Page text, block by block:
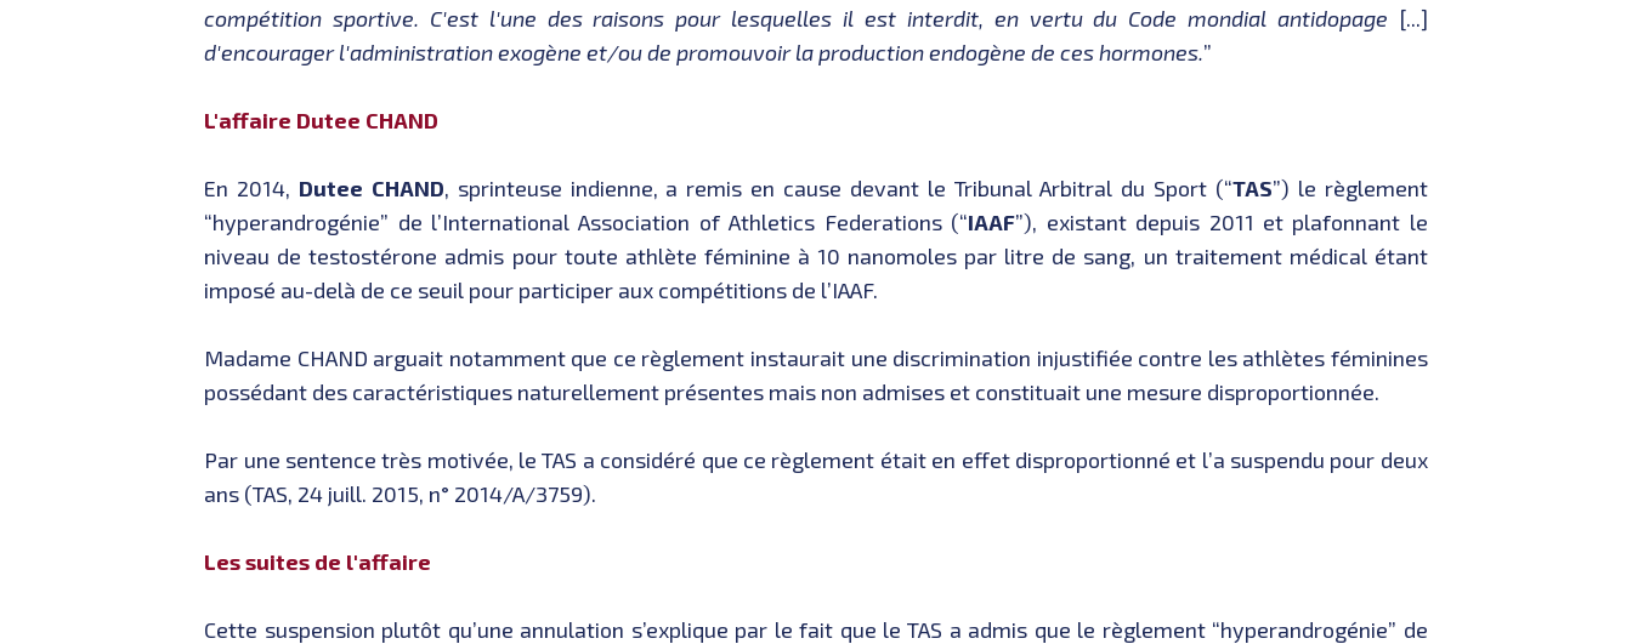
compétition sportive. C'est l'une des raisons pour lesquelles il est interdit, en vertu du Code mondial antidopage [...]
d'encourager l'administration exogène et/ou de promouvoir la production endogène de ces hormones.”
L'affaire Dutee CHAND
En 2014, Dutee CHAND, sprinteuse indienne, a remis en cause devant le Tribunal Arbitral du Sport (“TAS”) le règlement
“hyperandrogénie” de l’International Association of Athletics Federations (“IAAF”), existant depuis 2011 et plafonnant le
niveau de testostérone admis pour toute athlète féminine à 10 nanomoles par litre de sang, un traitement médical étant
imposé au-delà de ce seuil pour participer aux compétitions de l’IAAF.
Madame CHAND arguait notamment que ce règlement instaurait une discrimination injustifiée contre les athlètes féminines
possédant des caractéristiques naturellement présentes mais non admises et constituait une mesure disproportionnée.
Par une sentence très motivée, le TAS a considéré que ce règlement était en effet disproportionné et l’a suspendu pour deux
ans (TAS, 24 juill. 2015, n° 2014/A/3759).
Les suites de l'affaire
Cette suspension plutôt qu’une annulation s’explique par le fait que le TAS a admis que le règlement “hyperandrogénie” de